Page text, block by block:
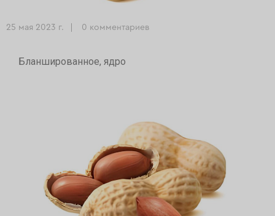
25 мая 2023 г. 0 комментариев
Бланшированное, ядро